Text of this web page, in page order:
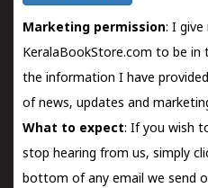
Marketing permission: I
KeralaBookStore.com to be in
the information I have
of news, updates and
What to expect: If you wish
stop hearing from us, simply
bottom of any email we send